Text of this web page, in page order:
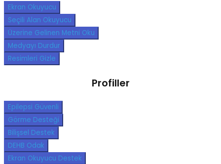
Profiller
Epilepsi Güvenli
Görme Desteği
Bilişsel Destek
DEHB Odak
Ekran Okuyucu Destek
Ekran Okuyucu
Seçili Alan Okuyucu
Üzerine Gelinen Metni Oku
Medyayı Durdur
Resimleri Gizle